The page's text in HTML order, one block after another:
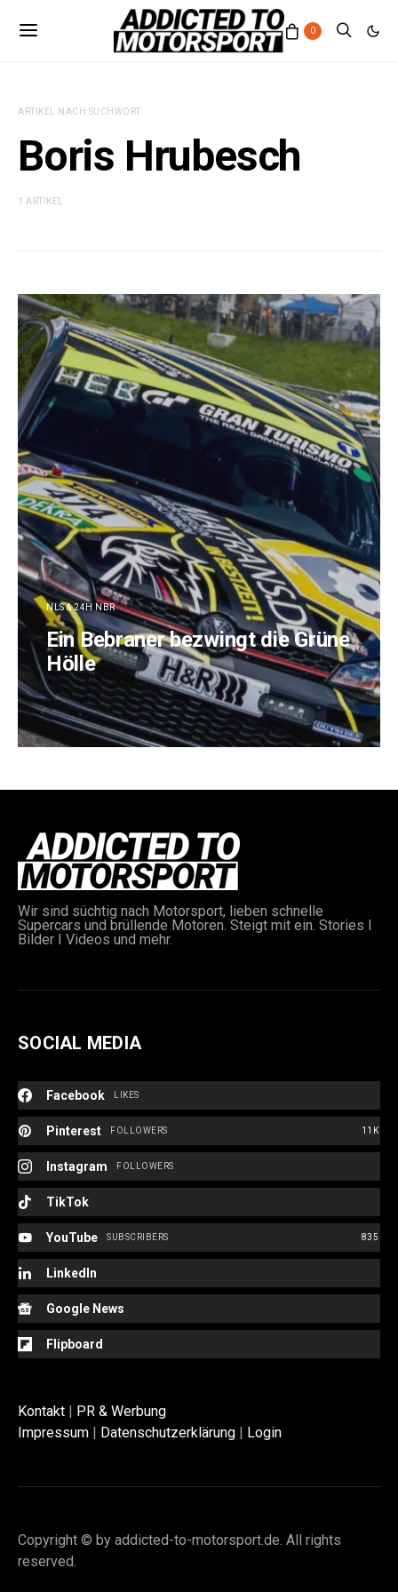
0
ARTIKEL NACH SUCHWORT
Boris Hrubesch
1 ARTIKEL
NLS & 24H NBR
Ein Bebraner bezwingt die Grüne
Hölle
Wir sind süchtig nach Motorsport, lieben schnelle
Supercars und brüllende Motoren. Steigt mit ein. Stories I
Bilder I Videos und mehr.
SOCIAL MEDIA
Facebook LIKES
Pinterest 11K
FOLLOWERS
Instagram FOLLOWERS
TikTok
YouTube 835
SUBSCRIBERS
LinkedIn
Google News
Flipboard
Kontakt | PR & Werbung
Impressum | Datenschutzerklärung | Login
Copyright © by addicted-to-motorsport.de. All rights
reserved.